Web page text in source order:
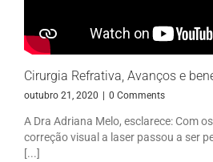
Cirurgia Refrativa, Avanços e
outubro 21, 2020 0 Comments
A Dra Adriana Melo, esclarece: Com
correção visual a laser passou a ser
[...]